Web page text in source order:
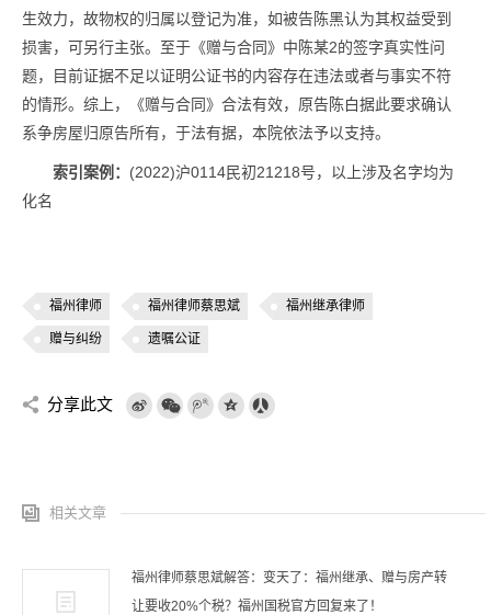
生效力，故物权的归属以登记为准，如被告陈黑认为其权益受到
损害，可另行主张。至于《赠与合同》中陈某2的签字真实性问
题，目前证据不足以证明公证书的内容存在违法或者与事实不符
的情形。综上，《赠与合同》合法有效，原告陈白据此要求确认
系争房屋归原告所有，于法有据，本院依法予以支持。
索引案例： (2022)沪0114民初21218号，以上涉及名字均为
化名
福州律师 福州律师蔡思斌 福州继承律师
赠与纠纷 遗嘱公证
分享此文
相关文章
福州律师蔡思斌解答：变天了：福州继承、赠与房产转
让要收20%个税？福州国税官方回复来了！